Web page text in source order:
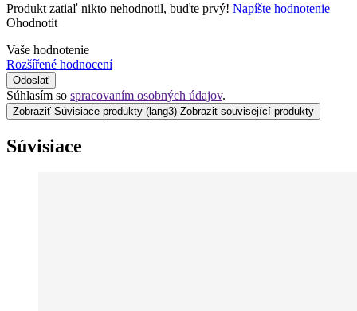
Produkt zatiaľ nikto nehodnotil, buďte prvý! Napíšte hodnotenie
Ohodnotit
Vaše hodnotenie
Rozšířené hodnocení
Odoslať
Súhlasím so spracovaním osobných údajov.
Zobraziť Súvisiace produkty (lang3) Zobrazit související produkty
Súvisiace